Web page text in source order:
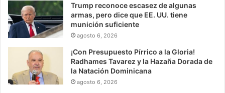
Trump reconoce escasez de algunas
armas, pero dice que EE. UU. tiene
munición suficiente
agosto 6, 2026
¡Con Presupuesto Pírrico a la Gloria!
Radhames Tavarez y la Hazaña Dorada de
la Natación Dominicana
agosto 6, 2026